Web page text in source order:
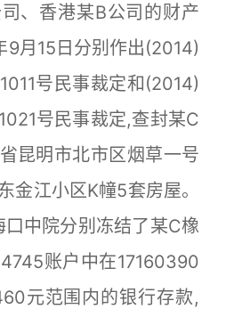
、香港某B公司的财产
9月15日分别作出(2014)
号民事裁定和(2014)
号民事裁定,查封某C
昆明市北市区烟草一号
金江小区K幢5套房屋。
中院分别冻结了某C橡
账户中在17160390
元范围内的银行存款,